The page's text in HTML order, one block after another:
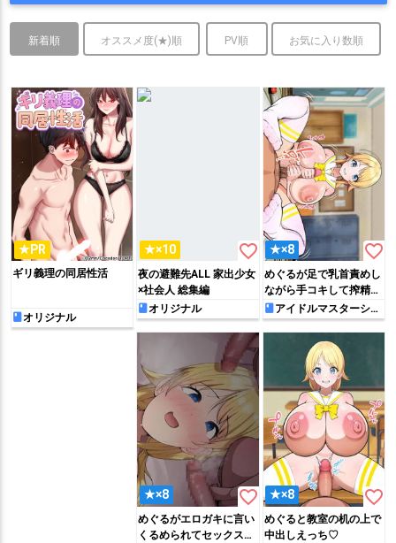
新着順 オススメ度(★)順 PV順 お気に入り数順
★PR
ギリ義理の同居性活
オリジナル
★×10 favorite_border
夜の避難先ALL 家出少女
×社会人 総集編
オリジナル
★×8 favorite_border
めぐるが足で乳首責めし
ながら手コキして搾精し
ちゃう!!
アイドルマスターシャ
イニーカラーズ
★×8 favorite_border
めぐるがエロガキに言い
くるめられてセックスし
★×8 favorite_border
めぐると教室の机の上で
中出しえっち♡